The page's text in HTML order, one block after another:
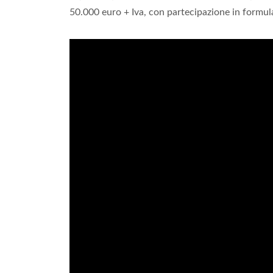
50.000 euro + Iva, con partecipazione in